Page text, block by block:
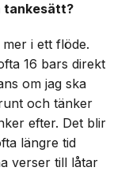
tankesätt?
i ett flöde.
16 bars direkt
om jag ska
och tänker
efter. Det blir
längre tid
verser till låtar